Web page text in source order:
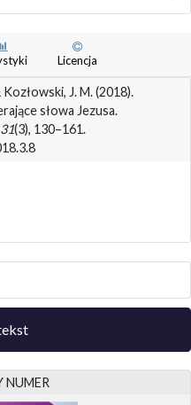
Licencja
J. M. (2018).
słowa Jezusa.
31(3), 130–161.
NUMER